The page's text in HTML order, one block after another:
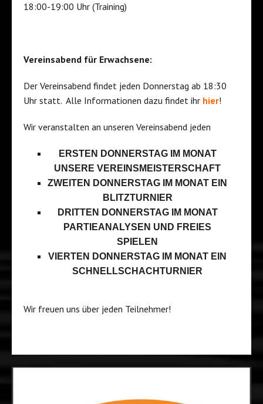
18:00-19:00 Uhr (Training)
Vereinsabend für Erwachsene:
Der Vereinsabend findet jeden Donnerstag ab 18:30
Uhr statt. Alle Informationen dazu findet ihr hier!
Wir veranstalten an unseren Vereinsabend jeden
ERSTEN DONNERSTAG IM MONAT
UNSERE VEREINSMEISTERSCHAFT
ZWEITEN DONNERSTAG IM MONAT EIN
BLITZTURNIER
DRITTEN DONNERSTAG IM MONAT
PARTIEANALYSEN UND FREIES
SPIELEN
VIERTEN DONNERSTAG IM MONAT EIN
SCHNELLSCHACHTURNIER
Wir freuen uns über jeden Teilnehmer!